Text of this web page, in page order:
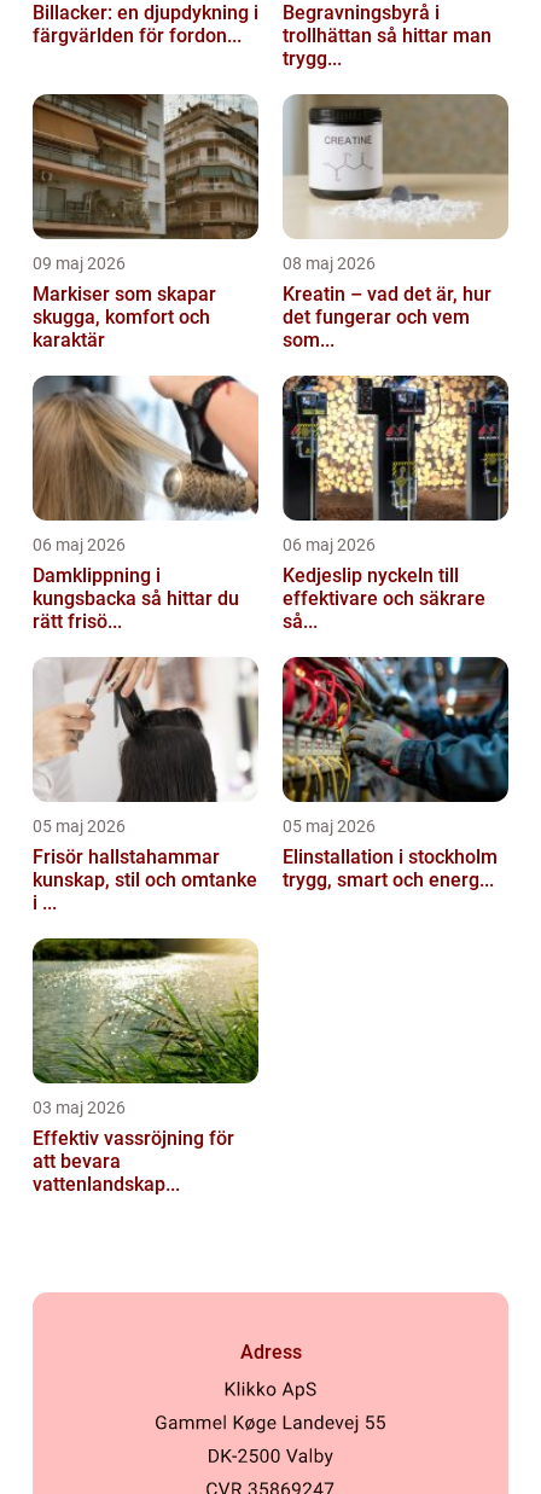
Billacker: en djupdykning i
färgvärlden för fordon...
Begravningsbyrå i
trollhättan så hittar man
trygg...
09 maj 2026
Markiser som skapar
skugga, komfort och
karaktär
08 maj 2026
Kreatin – vad det är, hur
det fungerar och vem
som...
06 maj 2026
Damklippning i
kungsbacka så hittar du
rätt frisö...
06 maj 2026
Kedjeslip nyckeln till
effektivare och säkrare
så...
05 maj 2026
Frisör hallstahammar
kunskap, stil och omtanke
i ...
05 maj 2026
Elinstallation i stockholm
trygg, smart och energ...
03 maj 2026
Effektiv vassröjning för
att bevara
vattenlandskap...
Adress